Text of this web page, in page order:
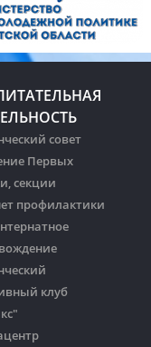
совет
Первых
секции
профилактики
клуб